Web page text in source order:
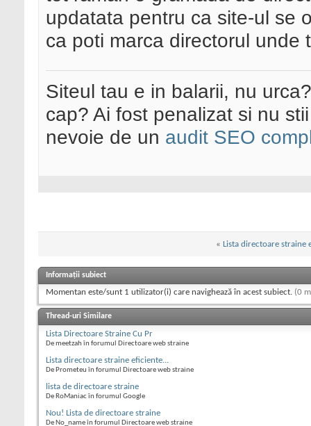
updatata pentru ca site-ul se
ca poti marca directorul unde
Siteul tau e in balarii, nu
cap? Ai fost penalizat si nu
nevoie de un audit SEO
« Lista directoare straine
Informații subiect
Momentan este/sunt 1 utilizator(i) care navighează în acest subiect. (0
Thread-uri Similare
Lista Directoare Straine Cu Pr
De meetzah în forumul Directoare web straine
Lista directoare straine eficiente...
De Prometeu în forumul Directoare web straine
lista de directoare straine
De RoManiac în forumul Google
Nou! Lista de directoare straine
De No_name în forumul Directoare web straine